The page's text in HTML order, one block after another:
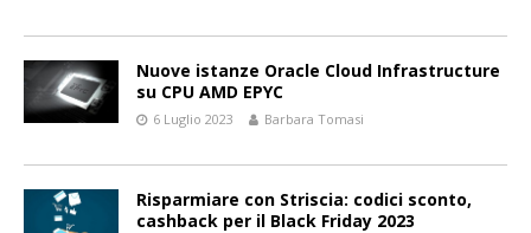
Nuove istanze Oracle Cloud Infrastructure
su CPU AMD EPYC
6 Luglio 2023 Barbara Tomasi
Risparmiare con Striscia: codici sconto,
cashback per il Black Friday 2023